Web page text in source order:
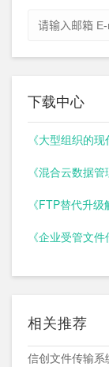
下载中心
《大型组织的
《混合云数据管
《FTP替代升级
《企业受管文件
相关推荐
信创文件传输系